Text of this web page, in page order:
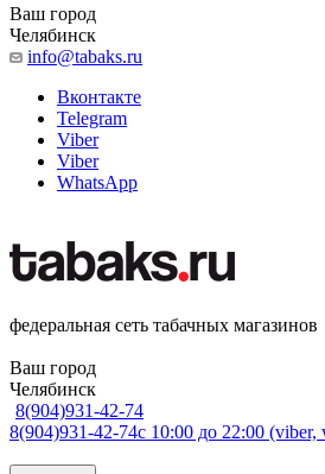
Ваш город
Челябинск
info@tabaks.ru
Вконтакте
Telegram
Viber
Viber
WhatsApp
федеральная сеть табачных магазинов
Ваш город
Челябинск
8(904)931-42-74
8(904)931-42-74с 10:00 до 22:00 (viber,